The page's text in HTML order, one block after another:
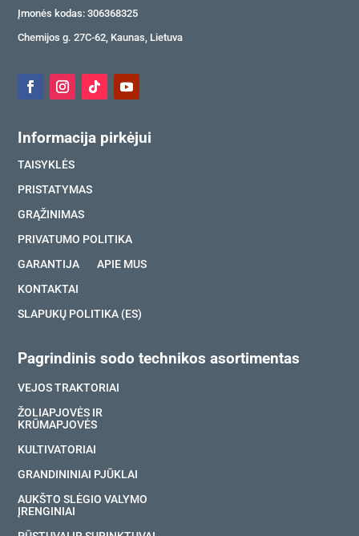
Įmonės kodas: 306368325
Chemijos g. 27C-62, Kaunas, Lietuva
Informacija pirkėjui
TAISYKLĖS
PRISTATYMAS
GRĄŽINIMAS
PRIVATUMO POLITIKA
GARANTIJA
APIE MUS
KONTAKTAI
SLAPUKŲ POLITIKA (ES)
Pagrindinis sodo technikos asortimentas
VEJOS TRAKTORIAI
ŽOLIAPJOVĖS IR
KRŪMAPJOVĖS
KULTIVATORIAI
GRANDININIAI PJŪKLAI
AUKŠTO SLĖGIO VALYMO
ĮRENGINIAI